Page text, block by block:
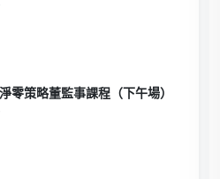
零策略董監事課程（下午場）